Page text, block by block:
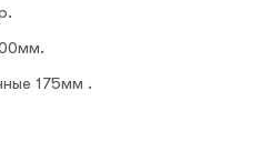
175мм .